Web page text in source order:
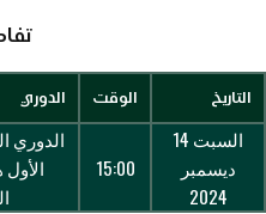
التاريخ الوقت الدوري
السبت 14
ديسمبر
2024
15:00
الدوري